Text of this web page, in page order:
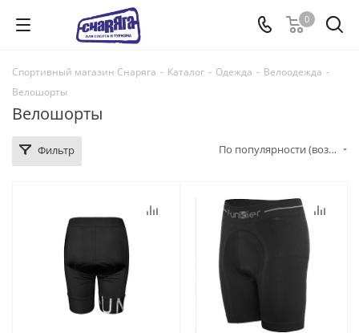
0
Спортивный магазин Снаряга - Каталог - Одежда - Велоодежда -
Велошорты
Велошорты
Фильтр По популярности (возрастание)